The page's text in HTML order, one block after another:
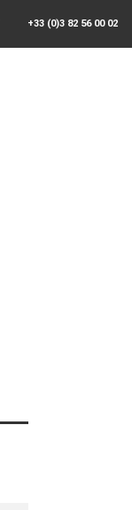
+33 (0)3 82 56 00 02